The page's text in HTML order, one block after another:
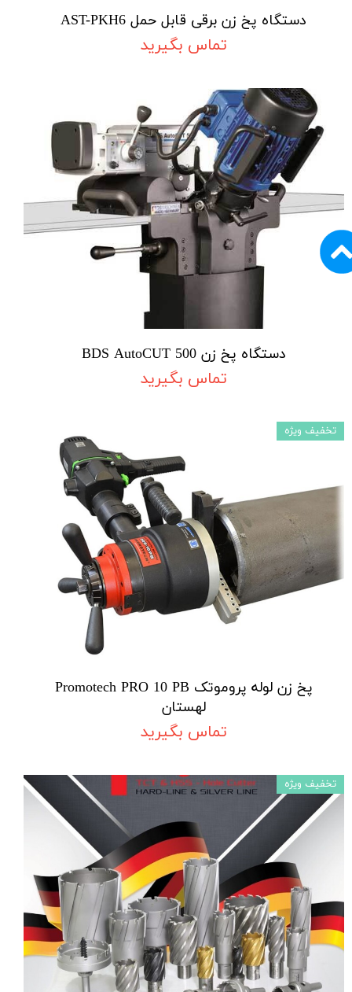
دستگاه پخ زن برقی قابل حمل AST-PKH6
تماس بگیرید
دستگاه پخ زن BDS AutoCUT 500
تماس بگیرید
پخ زن لوله پروموتک Promotech PRO 10 PB
لهستان
تماس بگیرید
تخفیف ویژه
تخفیف ویژه